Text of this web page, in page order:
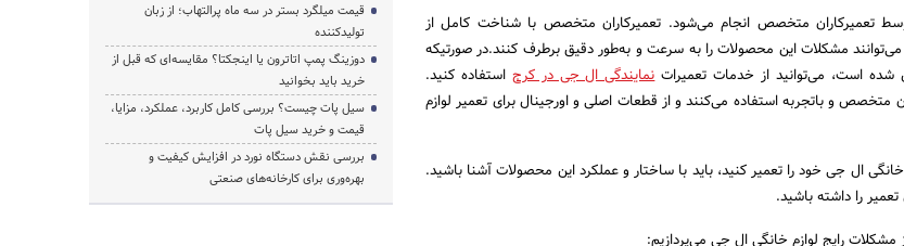
تعمیرکاران متخصص انجام می‌شود. تعمیرکاران متخصص با شناخت کامل از
مشکلات این محصولات را به سرعت و به‌طور دقیق برطرف کنند.در صورتیکه
است، می‌توانید از خدمات تعمیراتنمایندگی‌ ال جی در کرج استفاده کنید.
متخصص و باتجربه استفاده می‌کنند و از قطعات اصلی و اورجینال برای تعمیر لوازم
ال جی خود را تعمیر کنید، باید با ساختار و عملکرد این محصولات آشنا باشید.
تعمیر را داشته باشید.
مشکلات رایج لوازم خانگی ال جی می‌پردازیم:
قیمت میلگرد بستر در سه ماه پرالتهاب؛ از زبان
تولیدکننده
دوزینگ پمپ اتاترون یا اینجکتا؟ مقایسه‌ای که قبل از
خرید باید بخوانید
سیل پات چیست؟ بررسی کامل کاربرد، عملکرد، مزایا،
قیمت و خرید سیل پات
بررسی نقش دستگاه نورد در افزایش کیفیت و
بهره‌وری برای کارخانه‌های صنعتی